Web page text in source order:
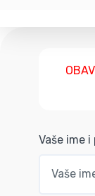
Vaše ime